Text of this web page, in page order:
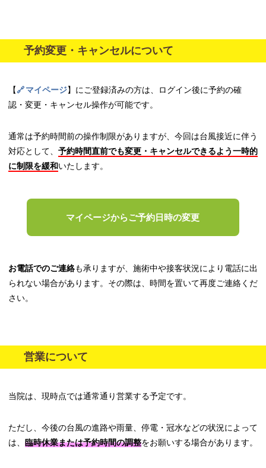
予約変更・キャンセルについて
【 マイページ】にご登録済みの方は、ログイン後に予約の確
認・変更・キャンセル操作が可能です。
通常は予約時間前の操作制限がありますが、今回は台風接近に伴う
対応として、 予約時間直前でも変更・キャンセルできるよう一時的
に制限を緩和いたします。
マイページからご予約日時の変更
お電話でのご連絡も承りますが、施術中や接客状況により電話に出
られない場合があります。その際は、時間を置いて再度ご連絡くだ
さい。
営業について
当院は、現時点では通常通り営業する予定です。
ただし、今後の台風の進路や雨量、停電・冠水などの状況によって
は、 臨時休業または予約時間の調整をお願いする場合があります。